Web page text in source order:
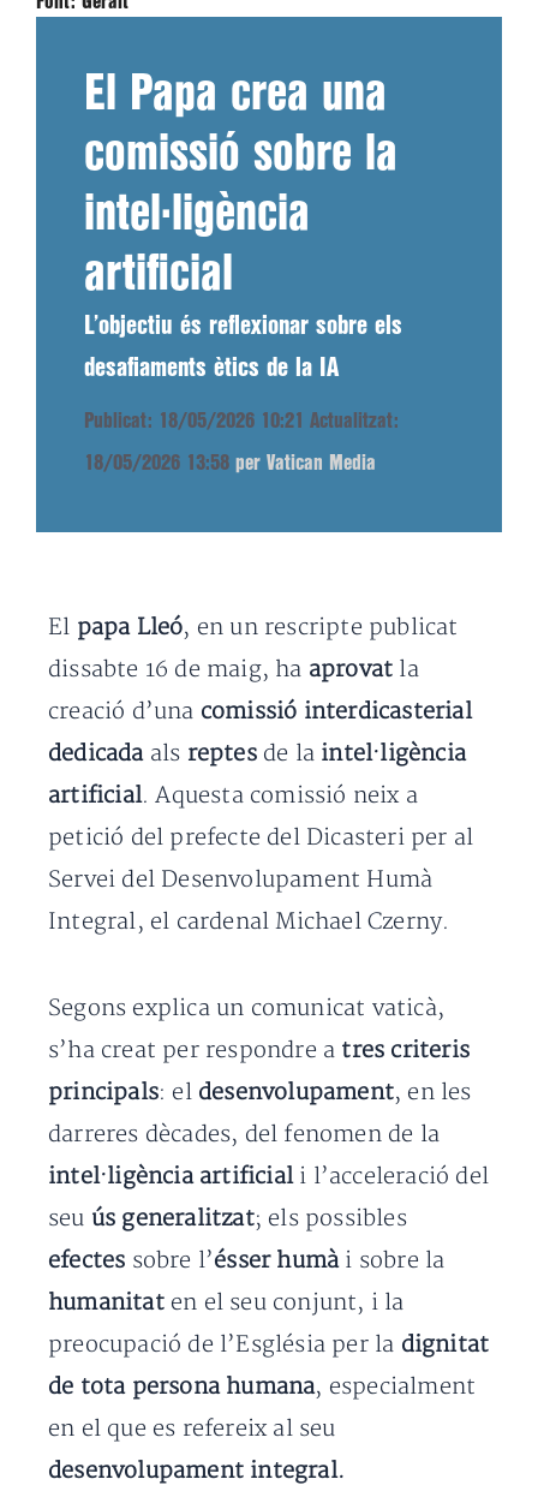
El Papa crea una
comissió sobre la
intel·ligència
artificial
L’objectiu és reflexionar sobre els
desafiaments ètics de la IA
Publicat: 18/05/2026 10:21 Actualitzat:
18/05/2026 13:58 per Vatican Media
El papa Lleó, en un rescripte publicat
dissabte 16 de maig, ha aprovat la
creació d’una comissió interdicasterial
dedicada als reptes de la intel·ligència
artificial. Aquesta comissió neix a
petició del prefecte del Dicasteri per al
Servei del Desenvolupament Humà
Integral, el cardenal Michael Czerny.
Segons explica un comunicat vaticà,
s’ha creat per respondre a tres criteris
principals: el desenvolupament, en les
darreres dècades, del fenomen de la
intel·ligència artificial i l’acceleració del
seu ús generalitzat; els possibles
efectes sobre l’ésser humài sobre la
humanitat en el seu conjunt, i la
preocupació de l’Església per la dignitat
de tota persona humana, especialment
en el que es refereix al seu
desenvolupament integral.